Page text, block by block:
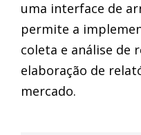
uma interface de
permite a
coleta e análise de
elaboração de
mercado.